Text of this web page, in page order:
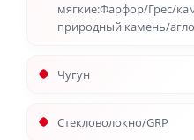
мягкие:Фарфор/Грес/
природный камень/
Чугун
Стекловолокно/GRP